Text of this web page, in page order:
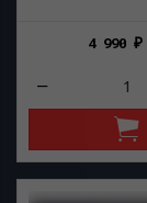
4 990₽